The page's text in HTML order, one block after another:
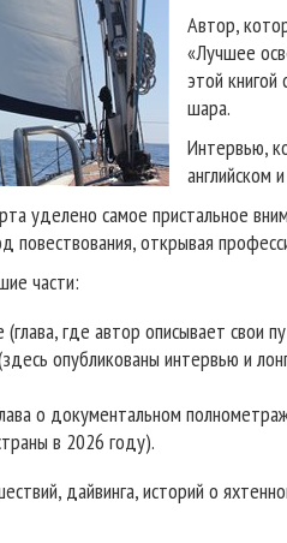
Автор,
«Лучшее
этой
шара.
Интервью,
английском
уделено самое пристальное
повествования, открывая
части:
где автор описывает свои
опубликованы интервью и
о документальном
в 2026 году).
дайвинга, историй о